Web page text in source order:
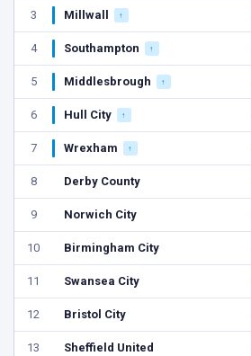
3 Millwall ↑
4 Southampton ↑
5 Middlesbrough ↑
6 Hull City ↑
7 Wrexham ↑
8 Derby County
9 Norwich City
10 Birmingham City
11 Swansea City
12 Bristol City
13 Sheffield United